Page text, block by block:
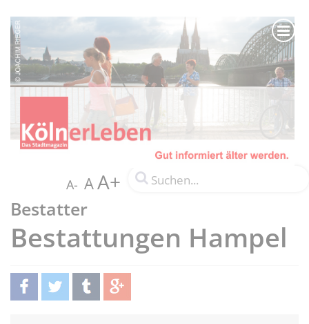
A- AA+
Bestatter
Bestattungen Hampel